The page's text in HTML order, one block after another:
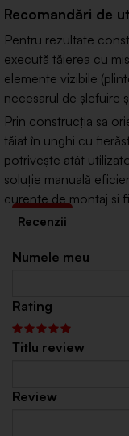
Recomandări de
Pentru rezultate
execută tăierea cu
elemente vizibile
necesarul de șlefuire
Prin construcția sa
tăiat în unghi cu
potrivește atât
soluție manuală
curente de montaj și
Numele meu
Rating
Titlu review
Review